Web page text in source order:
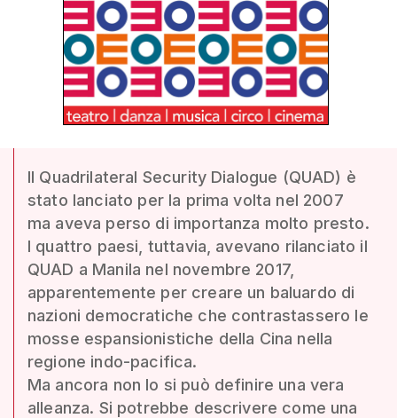
Il Quadrilateral Security Dialogue (QUAD) è
stato lanciato per la prima volta nel 2007
ma aveva perso di importanza molto presto.
I quattro paesi, tuttavia, avevano rilanciato il
QUAD a Manila nel novembre 2017,
apparentemente per creare un baluardo di
nazioni democratiche che contrastassero le
mosse espansionistiche della Cina nella
regione indo-pacifica.
Ma ancora non lo si può definire una vera
alleanza. Si potrebbe descrivere come una